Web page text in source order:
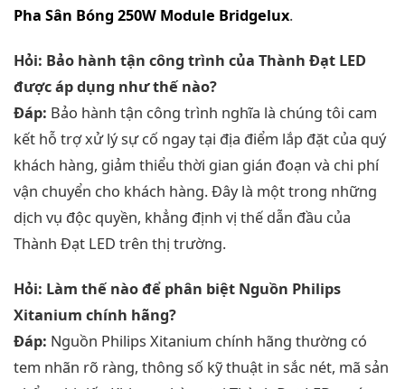
Pha Sân Bóng 250W Module Bridgelux.
Hỏi: Bảo hành tận công trình của Thành Đạt LED
được áp dụng như thế nào?
Đáp: Bảo hành tận công trình nghĩa là chúng tôi cam
kết hỗ trợ xử lý sự cố ngay tại địa điểm lắp đặt của quý
khách hàng, giảm thiểu thời gian gián đoạn và chi phí
vận chuyển cho khách hàng. Đây là một trong những
dịch vụ độc quyền, khẳng định vị thế dẫn đầu của
Thành Đạt LED trên thị trường.
Hỏi: Làm thế nào để phân biệt Nguồn Philips
Xitanium chính hãng?
Đáp: Nguồn Philips Xitanium chính hãng thường có
tem nhãn rõ ràng, thông số kỹ thuật in sắc nét, mã sản